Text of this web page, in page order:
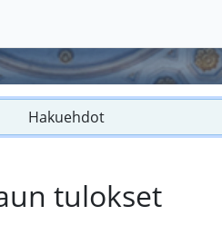
Hakuehdot
tulokset